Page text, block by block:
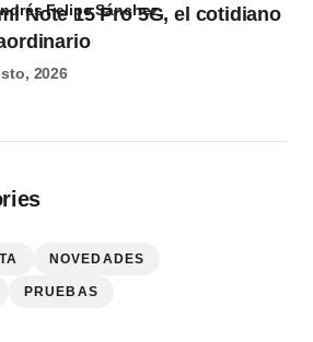
Note 15 Pro 5G, el cotidiano
Felipe Sánchez
2026
NOVEDADES
PRUEBAS